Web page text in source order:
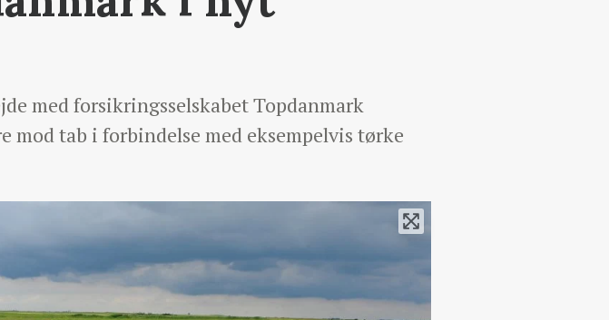
med forsikringsselskabet Topdanmark
tab i forbindelse med eksempelvis tørke